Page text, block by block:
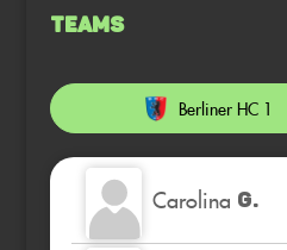
Teams
Berliner HC 1
Carolina G.